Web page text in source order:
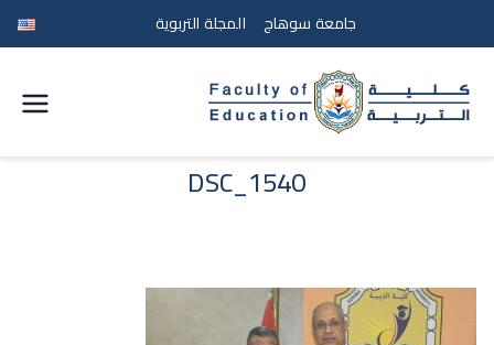
جامعة سوهاج المجلة التربوية
التربية
سوهاج
DSC_1540